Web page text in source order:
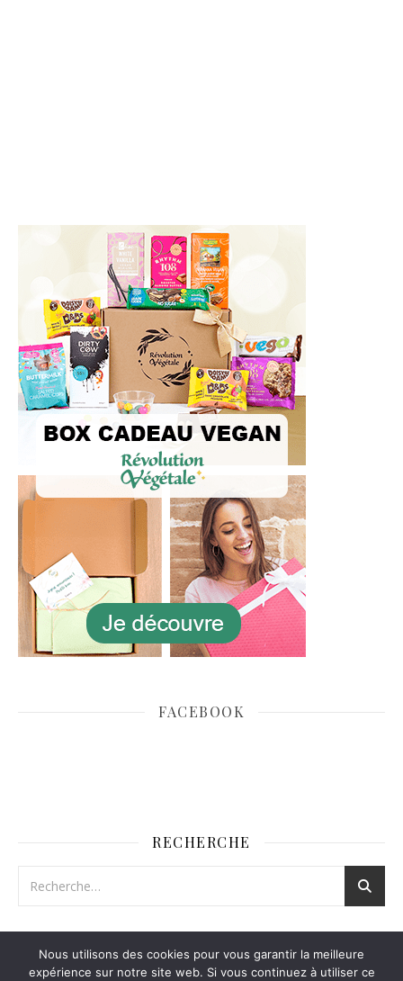
FACEBOOK
RECHERCHE
Nous utilisons des cookies pour vous garantir la meilleure
expérience sur notre site web. Si vous continuez à utiliser ce